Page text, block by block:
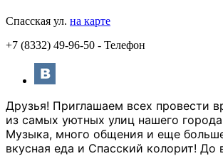
Спасская ул. на карте
+7 (8332) 49-96-50 - Телефон
Друзья! Приглашаем всех провести
из самых уютных улиц нашего
Музыка, много общения и еще
вкусная еда и Спасский колорит! До